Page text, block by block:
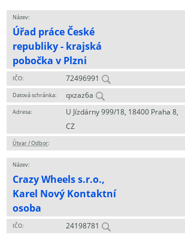
Název:
Úřad práce České
republiky - krajská
pobočka v Plzni
IČO: 72496991
Datová schránka: qxzaz6a
Adresa:
U Jízdárny 999/18, 18400 Praha 8,
CZ
Útvar / Odbor:
Název:
Crazy Wheels s.r.o.,
Karel Nový Kontaktní
osoba
IČO: 24198781